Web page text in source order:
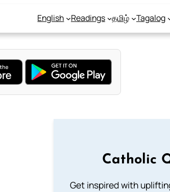
English Readings தமிழ் Tagalog
Catholic
Get inspired with